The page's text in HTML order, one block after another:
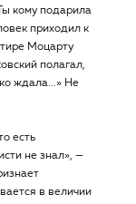
кому подарила
приходил к
Моцарту
полагал,
ждала...» Не
есть
не знал», —
в величии